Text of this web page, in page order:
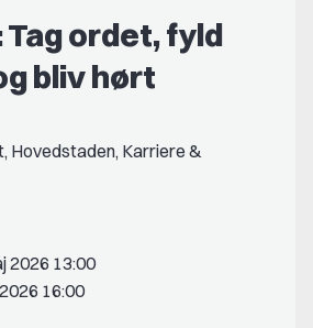
Tag ordet, fyld
bliv hørt
, Hovedstaden, Karriere &
2026 13:00
16:00